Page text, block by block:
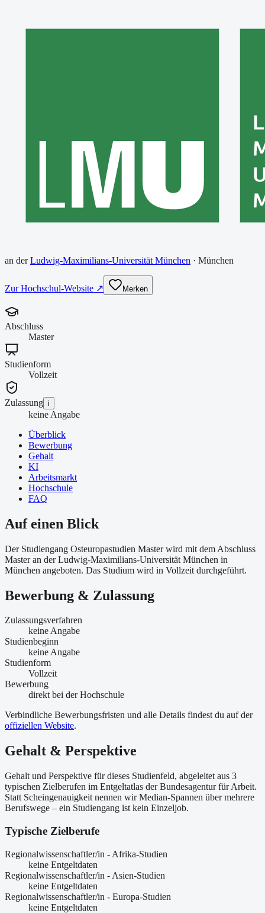
an derLudwig-Maximilians-Universität München · München
Zur Hochschul-Website ↗ Merken
Abschluss
Master
Studienform
Vollzeit
Zulassung i
keine Angabe
Überblick
Bewerbung
Gehalt
KI
Arbeitsmarkt
Hochschule
FAQ
Auf einen Blick
Der Studiengang Osteuropastudien Master wird mit dem Abschluss
Master an der Ludwig-Maximilians-Universität München in
München angeboten. Das Studium wird in Vollzeit durchgeführt.
Bewerbung & Zulassung
Zulassungsverfahren
keine Angabe
Studienbeginn
keine Angabe
Studienform
Vollzeit
Bewerbung
direkt bei der Hochschule
Verbindliche Bewerbungsfristen und alle Details findest du auf der
offiziellen Website.
Gehalt & Perspektive
Gehalt und Perspektive für dieses Studienfeld, abgeleitet aus 3
typischen Zielberufen im Entgeltatlas der Bundesagentur für Arbeit.
Statt Scheingenauigkeit nennen wir Median-Spannen über mehrere
Berufswege – ein Studiengang ist kein Einzeljob.
Typische Zielberufe
Regionalwissenschaftler/in - Afrika-Studien
keine Entgeltdaten
Regionalwissenschaftler/in - Asien-Studien
keine Entgeltdaten
Regionalwissenschaftler/in - Europa-Studien
keine Entgeltdaten